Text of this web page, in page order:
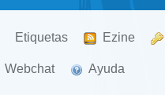
Etiquetas Ezine
Webchat Ayuda